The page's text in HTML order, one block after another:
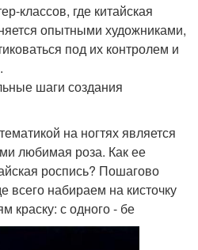
классов, где китайская
опытными художниками,
под их контролем и
шаги создания
на ногтях является
любимая роза. Как ее
роспись? Пошагово
всего набираем на кисточку
краску: с одного - бе